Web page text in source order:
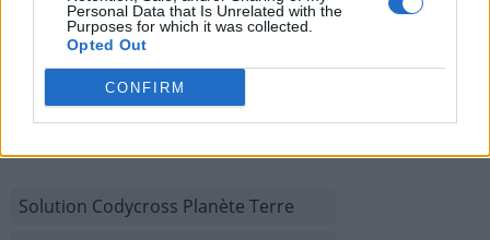
Personal Data that Is Unrelated with the
Purposes for which it was collected.
Opted Out
CONFIRM
MONDES
Solution Codycross Planète Terre